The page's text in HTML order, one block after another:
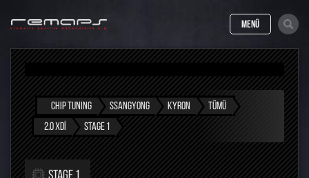
MENÜ
CHIP TUNING SSANGYONG KYRON
TÜMÜ
2.0 XDI
STAGE 1
STAGE 1